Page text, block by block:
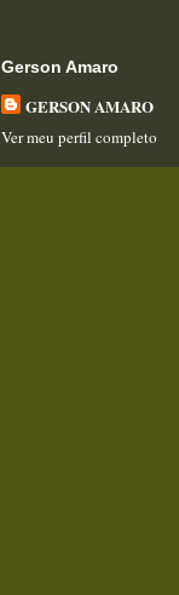
Gerson Amaro
GERSON AMARO
Ver meu perfil completo